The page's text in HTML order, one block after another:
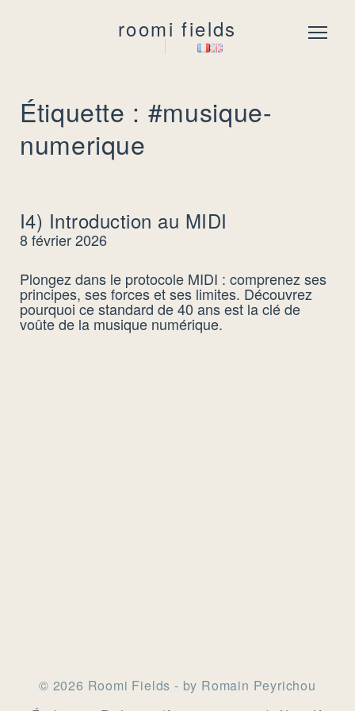
roomi fields Menu
Étiquette : #musique-
numerique
I4) Introduction au MIDI
8 février 2026
Plongez dans le protocole MIDI : comprenez ses
principes, ses forces et ses limites. Découvrez
pourquoi ce standard de 40 ans est la clé de
voûte de la musique numérique.
© 2026 Roomi Fields - by Romain Peyrichou